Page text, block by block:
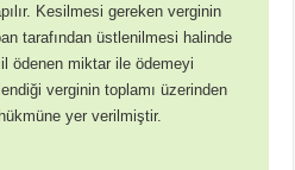
Kesilmesi gereken verginin
tarafından üstlenilmesi halinde
ödenen miktar ile ödemeyi
verginin toplamı üzerinden
yer verilmiştir.